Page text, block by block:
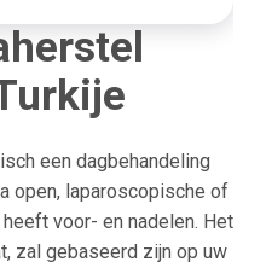
een dagbehandeling
open, laparoscopische of
voor- en nadelen. Het
zal gebaseerd zijn op uw